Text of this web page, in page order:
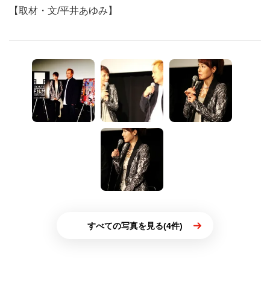
【取材・文/平井あゆみ】
すべての写真を見る(4件)